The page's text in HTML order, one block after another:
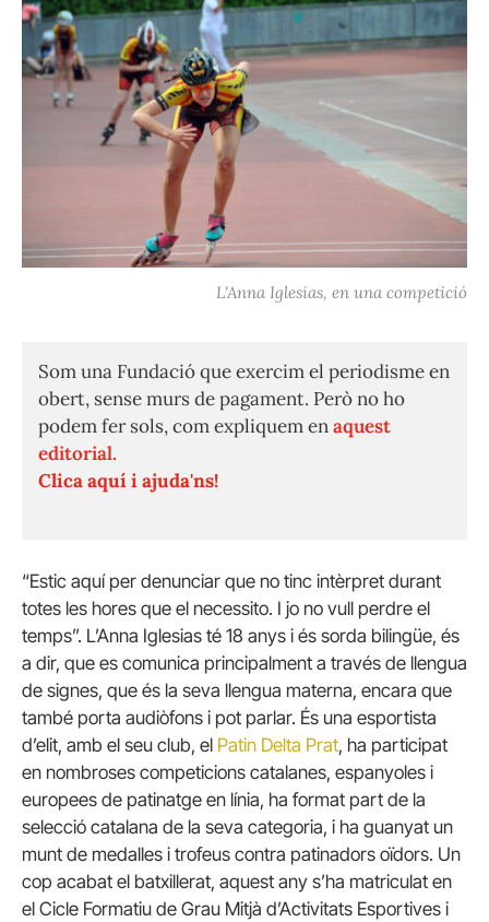
L'Anna Iglesias, en una competició
Som una Fundació que exercim el periodisme en
obert, sense murs de pagament. Però no ho
podem fer sols, com expliquem enaquest
editorial.
Clica aquí i ajuda'ns!
“Estic aquí per denunciar que no tinc intèrpret durant
totes les hores que el necessito. I jo no vull perdre el
temps”. L’Anna Iglesias té 18 anys i és sorda bilingüe, és
a dir, que es comunica principalment a través de llengua
de signes, que és la seva llengua materna, encara que
també porta audiòfons i pot parlar. És una esportista
d’elit, amb el seu club, el Patin Delta Prat, ha participat
en nombroses competicions catalanes, espanyoles i
europees de patinatge en línia, ha format part de la
selecció catalana de la seva categoria, i ha guanyat un
munt de medalles i trofeus contra patinadors oïdors. Un
cop acabat el batxillerat, aquest any s’ha matriculat en
el Cicle Formatiu de Grau Mitjà d’Activitats Esportives i